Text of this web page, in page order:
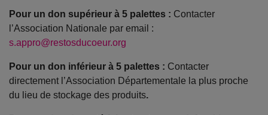
Pour un don supérieur à 5 palettes : Contacter
l’Association Nationale par email :
s.appro@restosducoeur.org
Pour un don inférieur à 5 palettes : Contacter
directement l’Association Départementale la plus proche
du lieu de stockage des produits.